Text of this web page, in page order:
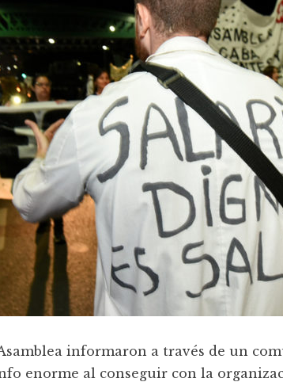
informaron a través de un
enorme al conseguir con la